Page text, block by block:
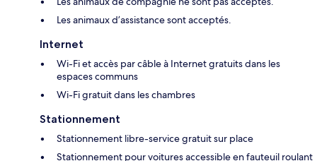
Les animaux d’assistance sont acceptés.
Internet
Wi-Fi et accès par câble à Internet gratuits dans les
espaces communs
Wi-Fi gratuit dans les chambres
Stationnement
Stationnement libre-service gratuit sur place
Stationnement pour voitures accessible en fauteuil roulant